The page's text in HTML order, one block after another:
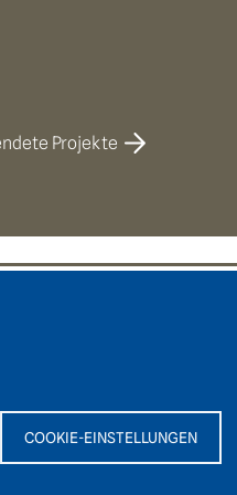
COOKIE-EINSTELLUNGEN
Projekte
two